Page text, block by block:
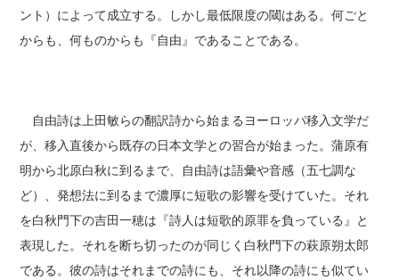
ント）によって成立する。しかし最低限度の閾はある。何ごと
からも、何ものからも『自由』であることである。
自由詩は上田敏らの翻訳詩から始まるヨーロッパ移入文学だ
が、移入直後から既存の日本文学との習合が始まった。蒲原有
明から北原白秋に到るまで、自由詩は語彙や音感（五七調な
ど）、発想法に到るまで濃厚に短歌の影響を受けていた。それ
を白秋門下の吉田一穂は『詩人は短歌的原罪を負っている』と
表現した。それを断ち切ったのが同じく白秋門下の萩原朔太郎
である。彼の詩はそれまでの詩にも、それ以降の詩にも似てい